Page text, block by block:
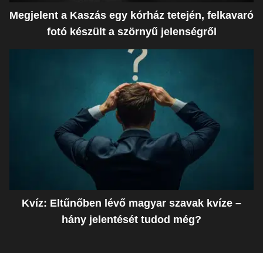
Megjelent a Kaszás egy kórház tetején, felkavaró
fotó készült a szörnyű jelenségről
Kvíz: Eltűnőben lévő magyar szavak kvíze –
hány jelentését tudod még?